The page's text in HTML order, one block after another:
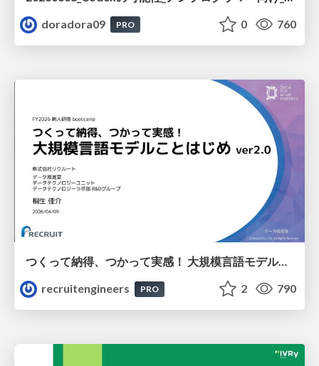
doradora09
PRO 0 760
つくって納得、つかって実感！ 大規模言語モデルことはじめ ver2.0
recruitengineers
PRO 2 790